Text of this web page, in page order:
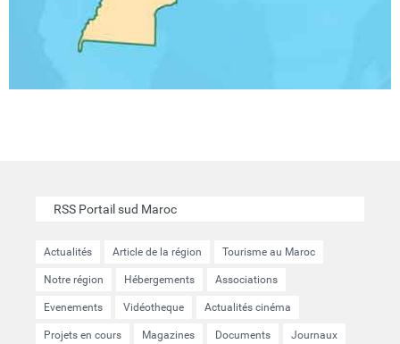
RSS Portail sud Maroc
Actualités Article de la région Tourisme au Maroc
Notre région Hébergements Associations
Evenements Vidéotheque Actualités cinéma
Projets en cours Magazines Documents Journaux